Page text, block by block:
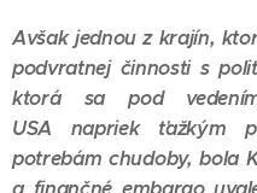
Avšak jednou z krajín,
podvratnej činnosti s
ktorá sa pod
USA napriek ťažkým
potrebám chudoby, bola